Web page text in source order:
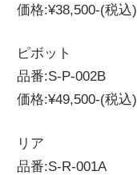
価格:¥38,500-(税込)
ピボット
品番:S-P-002B
価格:¥49,500-(税込)
リア
品番:S-R-001A